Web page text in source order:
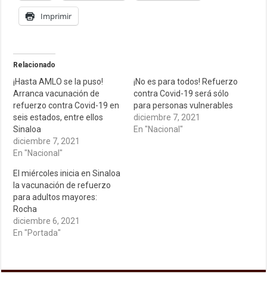
Imprimir
Relacionado
¡Hasta AMLO se la puso!
Arranca vacunación de
refuerzo contra Covid-19 en
seis estados, entre ellos
Sinaloa
diciembre 7, 2021
En "Nacional"
¡No es para todos! Refuerzo
contra Covid-19 será sólo
para personas vulnerables
diciembre 7, 2021
En "Nacional"
El miércoles inicia en Sinaloa
la vacunación de refuerzo
para adultos mayores:
Rocha
diciembre 6, 2021
En "Portada"